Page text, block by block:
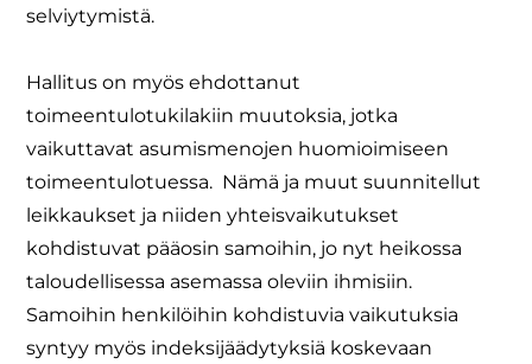
selviytymistä.
Hallitus on myös ehdottanut
toimeentulotukilakiin muutoksia, jotka
vaikuttavat asumismenojen huomioimiseen
toimeentulotuessa. Nämä ja muut suunnitellut
leikkaukset ja niiden yhteisvaikutukset
kohdistuvat pääosin samoihin, jo nyt heikossa
taloudellisessa asemassa oleviin ihmisiin.
Samoihin henkilöihin kohdistuvia vaikutuksia
syntyy myös indeksijäädytyksiä koskevaan